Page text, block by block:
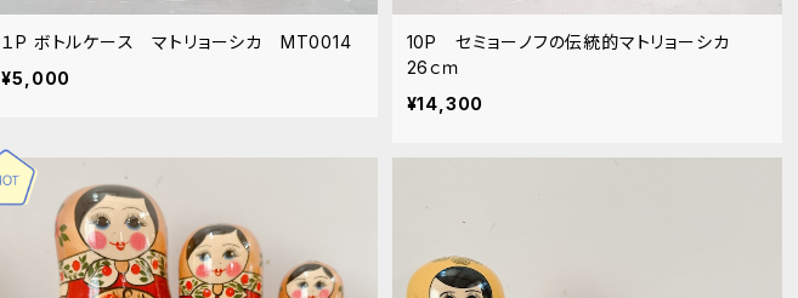
１P ボトルケース マトリョーシカ MT0014
¥5,000
10P セミョーノフの伝統的マトリョーシカ
26ｃｍ
¥14,300